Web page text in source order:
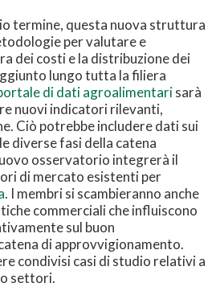
termine, questa nuova struttura
per valutare e
dei costi e la distribuzione dei
lungo tutta la filiera
di dati agroalimentarisarà
nuovi indicatori rilevanti,
Ciò potrebbe includere dati sui
diverse fasi della catena
osservatorio integrerà il
di mercato esistenti per
. I membri si scambieranno anche
commerciali che influiscono
sul buon
di approvvigionamento.
condivisi casi di studio relativi a
settori.